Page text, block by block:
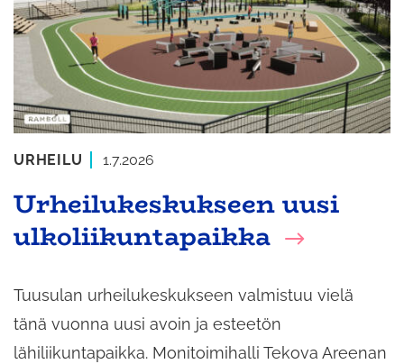
Urheilukeskukseen uusi
ulkoliikuntapaikka
URHEILU 1.7.2026
Tuusulan urheilukeskukseen valmistuu vielä
tänä vuonna uusi avoin ja esteetön
lähiliikuntapaikka. Monitoimihalli Tekova Areenan